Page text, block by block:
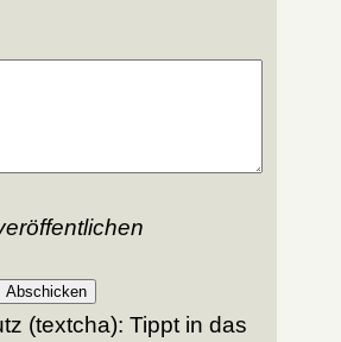
(textcha): Tippt in das